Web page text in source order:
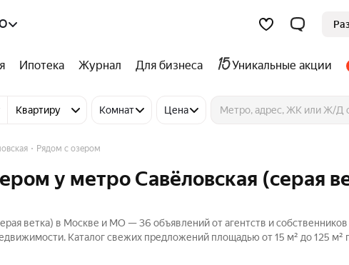
Ипотека Журнал Для бизнеса Уникальные акции
Квартиру Комнат Цена
Рядом с озером
у метро Савёловская (серая
ветка) в Москве и МО — 36 объявлений от агентств и
Каталог свежих предложений площадью от 15 м² до 125 м²